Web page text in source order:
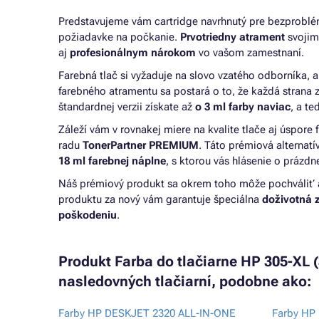
Predstavujeme vám cartridge navrhnutý pre
požiadavke na počkanie. Prvotriedny atrament
aj profesionálnym nárokom vo vašom zamestnaní.
Farebná tlač si vyžaduje na slovo vzatého odborníka,
farebného atramentu sa postará o to, že každá
štandardnej verzii získate až o 3 ml farby naviac, a
Záleží vám v rovnakej miere na kvalite tlače aj
radu TonerPartner PREMIUM. Táto prémiová
18 ml farebnej náplne, s ktorou vás hlásenie o
Náš prémiový produkt sa okrem toho môže
produktu za nový vám garantuje špeciálna doživotná
poškodeniu.
Produkt Farba do tlačiarne HP 305-
nasledovných tlačiarní, podobne ako:
Farby HP DESKJET 2320 ALL-IN-ONE
Farby HP